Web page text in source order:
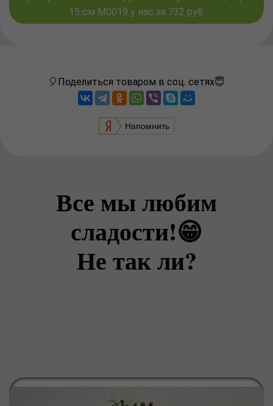
15 см M0019 у нас за 732 руб.
🎈Поделиться товаром в соц. сетях😇
Напомнить
Все мы любим
сладости!😁
Не так ли?